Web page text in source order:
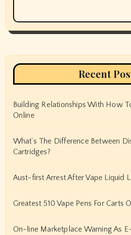
Recent
Building Relationships With How
Online
What’s The Difference Between
Cartridges?
Aust-first Arrest After Vape Liquid
Greatest 510 Vape Pens For Carts
On-line Marketplace Warning As